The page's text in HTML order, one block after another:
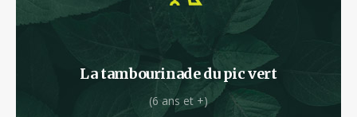
La tambourinade du pic vert
(6 ans et +)
Laissez vous porter par la douce mélodie du